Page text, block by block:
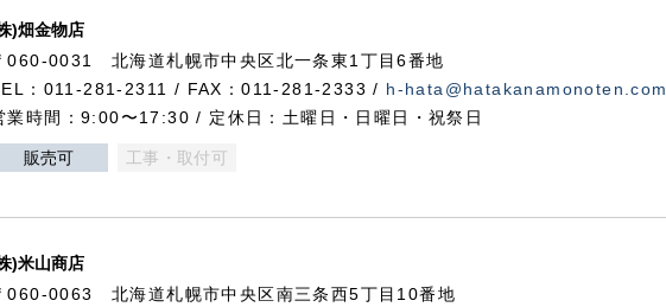
)畑金物店
060-0031 北海道札幌市中央区北一条東1丁目6番地
：011-281-2311 / FAX：011-281-2333 / h-hata@hatakanamonoten.com
業時間：9:00〜17:30 / 定休日：土曜日・日曜日・祝祭日
販売可 工事・取付可
)米山商店
060-0063 北海道札幌市中央区南三条西5丁目10番地